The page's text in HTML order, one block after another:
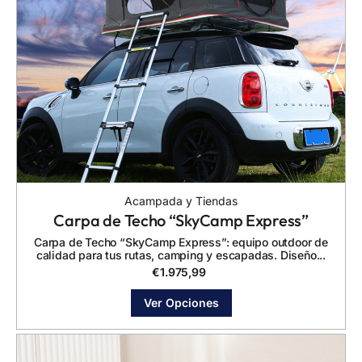
Acampada y Tiendas
Carpa de Techo “SkyCamp Express”
Carpa de Techo “SkyCamp Express”: equipo outdoor de
calidad para tus rutas, camping y escapadas. Diseño...
€1.975,99
Ver Opciones